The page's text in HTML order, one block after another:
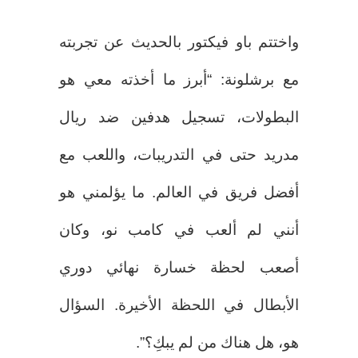
واختتم باو فيكتور بالحديث عن تجربته
مع برشلونة: “أبرز ما أخذته معي هو
البطولات، تسجيل هدفين ضد ريال
مدريد حتى في التدريبات، واللعب مع
أفضل فريق في العالم. ما يؤلمني هو
أنني لم ألعب في كامب نو، وكان
أصعب لحظة خسارة نهائي دوري
الأبطال في اللحظة الأخيرة. السؤال
هو، هل هناك من لم يبكِ؟”.